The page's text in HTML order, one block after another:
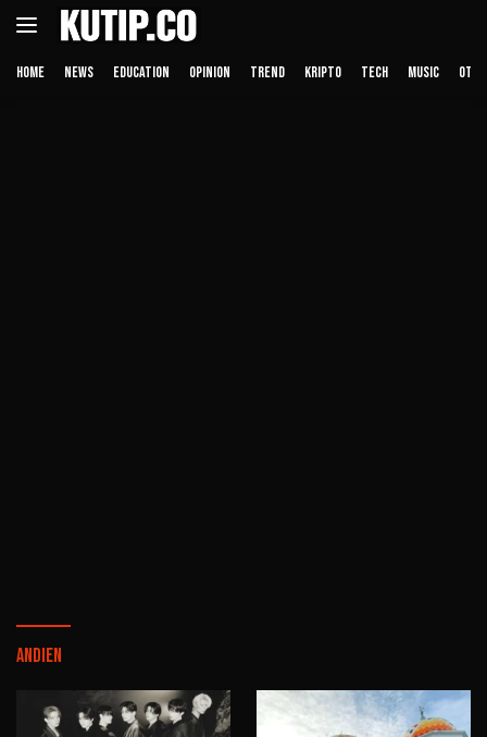
Langsung
HOME NEWS EDUCATION OPINION TREND KRIPTO TECH MUSIC
Andien